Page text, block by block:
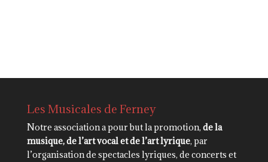
Les Musicales de Ferney
Notre association a pour but la promotion, de la
musique, de l’art vocal et de l’art lyrique, par
l’organisation de spectacles lyriques, de concerts et